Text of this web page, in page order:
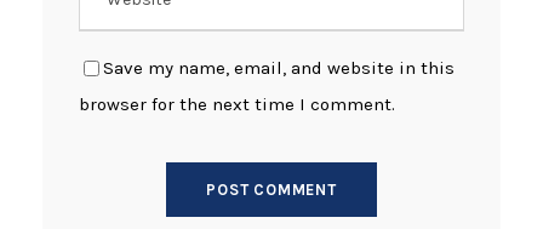
Save my name, email, and website in this
browser for the next time I comment.